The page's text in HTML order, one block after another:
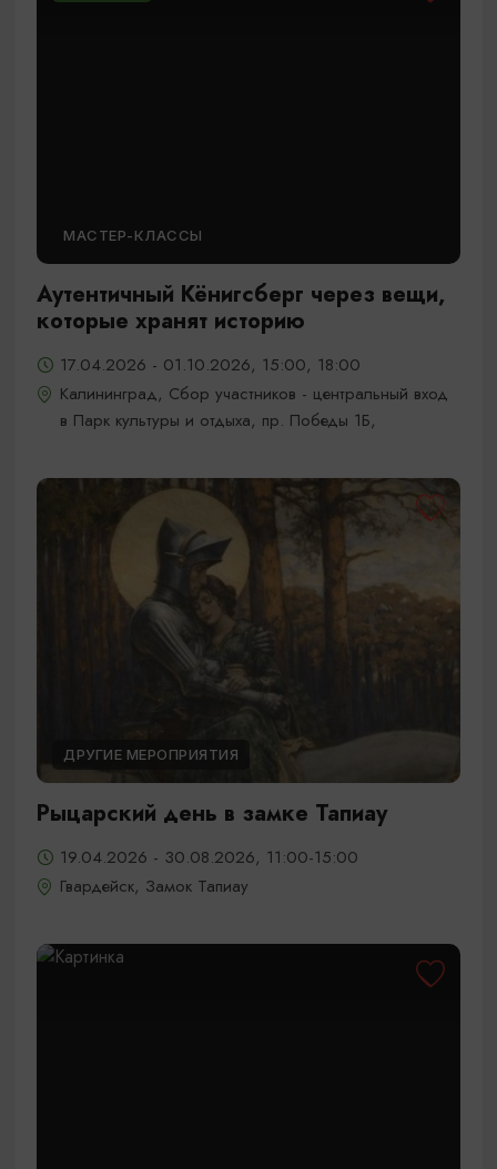
МАСТЕР-КЛАССЫ
Аутентичный Кёнигсберг через вещи,
которые хранят историю
17.04.2026 - 01.10.2026, 15:00, 18:00
Калининград, Сбор участников - центральный вход
в Парк культуры и отдыха, пр. Победы 1Б,
ДРУГИЕ МЕРОПРИЯТИЯ
Рыцарский день в замке Тапиау
19.04.2026 - 30.08.2026, 11:00-15:00
Гвардейск, Замок Тапиау